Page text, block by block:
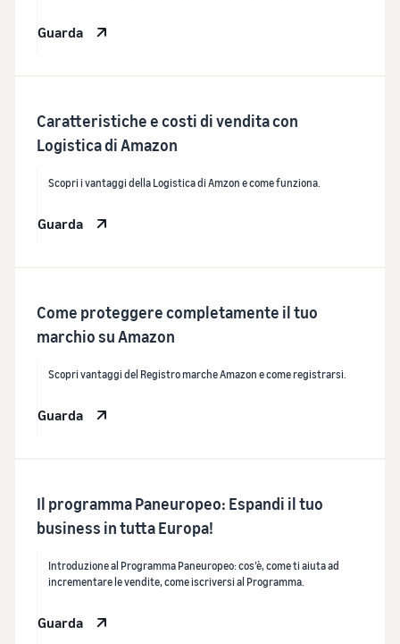
Guarda
Caratteristiche e costi di vendita con
Logistica di Amazon
Scopri i vantaggi della Logistica di Amzon e come funziona.
Guarda
Come proteggere completamente il tuo
marchio su Amazon
Scopri vantaggi del Registro marche Amazon e come registrarsi.
Guarda
Il programma Paneuropeo: Espandi il tuo
business in tutta Europa!
Introduzione al Programma Paneuropeo: cos’è, come ti aiuta ad
incrementare le vendite, come iscriversi al Programma.
Guarda